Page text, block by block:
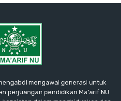
mengawal generasi untuk
perjuangan pendidikan Ma'arif NU